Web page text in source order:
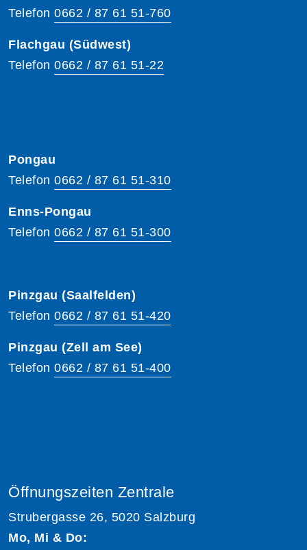
Telefon 0662 / 87 61 51-760
Flachgau (Südwest)
Telefon 0662 / 87 61 51-22
Pongau
Telefon 0662 / 87 61 51-310
Enns-Pongau
Telefon 0662 / 87 61 51-300
Pinzgau (Saalfelden)
Telefon 0662 / 87 61 51-420
Pinzgau (Zell am See)
Telefon 0662 / 87 61 51-400
Öffnungszeiten Zentrale
Strubergasse 26, 5020 Salzburg
Mo, Mi & Do: